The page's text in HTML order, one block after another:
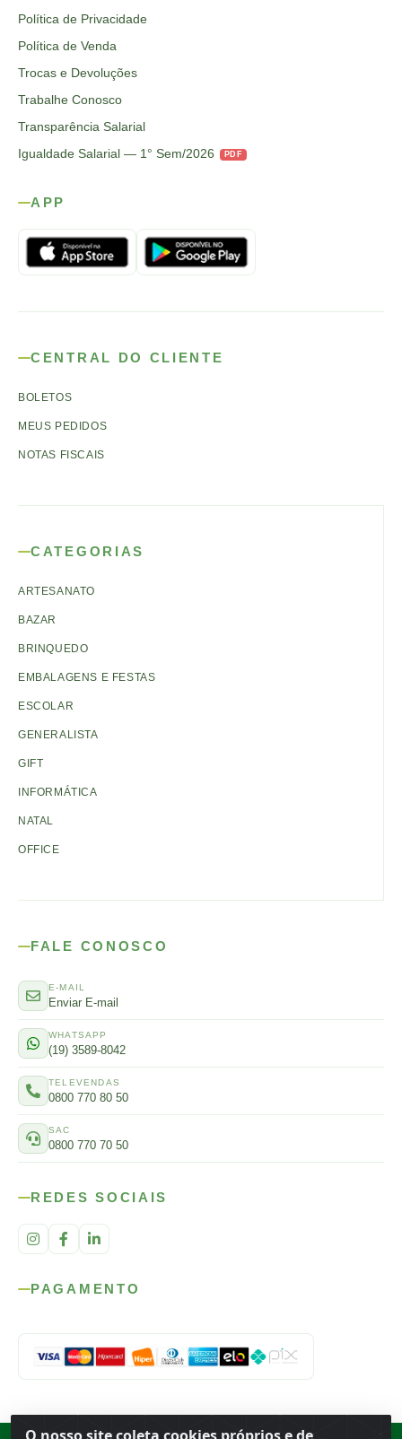
Política de Privacidade
Política de Venda
Trocas e Devoluções
Trabalhe Conosco
Transparência Salarial
Igualdade Salarial — 1° Sem/2026
PDF
APP
CENTRAL DO CLIENTE
BOLETOS
MEUS PEDIDOS
NOTAS FISCAIS
CATEGORIAS
ARTESANATO
BAZAR
BRINQUEDO
EMBALAGENS E FESTAS
ESCOLAR
GENERALISTA
GIFT
INFORMÁTICA
NATAL
OFFICE
FALE CONOSCO
E-MAIL
Enviar E-mail
WHATSAPP
(19) 3589-8042
TELEVENDAS
0800 770 80 50
SAC
0800 770 70 50
REDES SOCIAIS
PAGAMENTO